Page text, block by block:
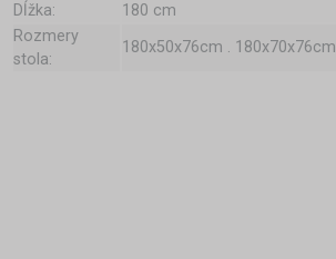
Dĺžka:
180 cm
Rozmery
stola:
180x50x76cm . 180x70x76cm